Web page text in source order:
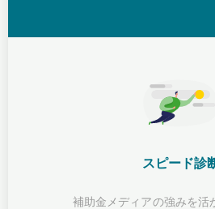
スピード診
補助金メディアの強みを活